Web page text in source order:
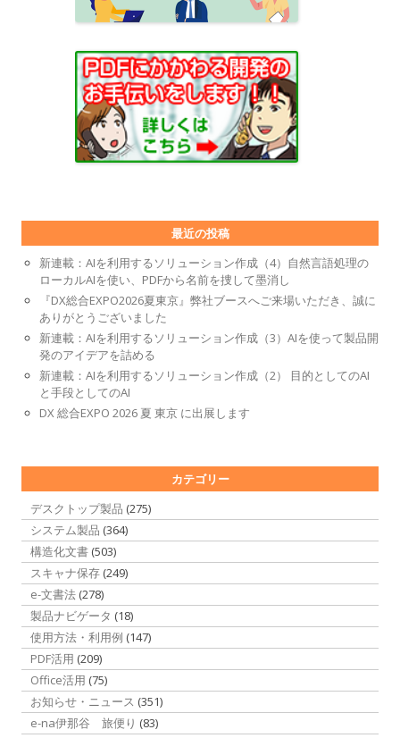
最近の投稿
新連載：AIを利用するソリューション作成（4）自然言語処理の
ローカルAIを使い、PDFから名前を捜して墨消し
『DX総合EXPO2026夏東京』弊社ブースへご来場いただき、誠に
ありがとうございました
新連載：AIを利用するソリューション作成（3）AIを使って製品開
発のアイデアを詰める
新連載：AIを利用するソリューション作成（2） 目的としてのAI
と手段としてのAI
DX 総合EXPO 2026 夏 東京 に出展します
カテゴリー
デスクトップ製品 (275)
システム製品 (364)
構造化文書 (503)
スキャナ保存 (249)
e-文書法 (278)
製品ナビゲータ (18)
使用方法・利用例 (147)
PDF活用 (209)
Office活用 (75)
お知らせ・ニュース (351)
e-na伊那谷 旅便り (83)